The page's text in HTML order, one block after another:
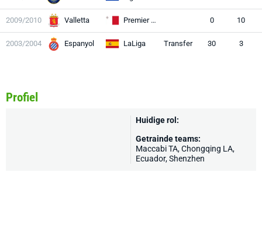
2009/2010 Valletta Premier League 0 10
2003/2004 Espanyol LaLiga Transfer 30 3
Profiel
Huidige rol:
Getrainde teams:
Maccabi TA, Chongqing LA,
Ecuador, Shenzhen